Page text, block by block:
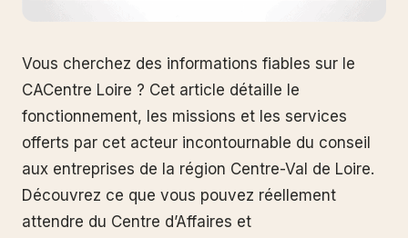
Vous cherchez des informations fiables sur le
CACentre Loire ? Cet article détaille le
fonctionnement, les missions et les services
offerts par cet acteur incontournable du conseil
aux entreprises de la région Centre-Val de Loire.
Découvrez ce que vous pouvez réellement
attendre du Centre d’Affaires et